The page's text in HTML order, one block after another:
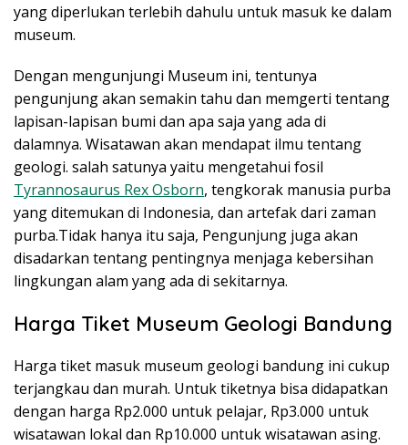
yang diperlukan terlebih dahulu untuk masuk ke dalam
museum.
Dengan mengunjungi Museum ini, tentunya
pengunjung akan semakin tahu dan memgerti tentang
lapisan-lapisan bumi dan apa saja yang ada di
dalamnya. Wisatawan akan mendapat ilmu tentang
geologi. salah satunya yaitu mengetahui fosil
Tyrannosaurus Rex Osborn, tengkorak manusia purba
yang ditemukan di Indonesia, dan artefak dari zaman
purba.Tidak hanya itu saja, Pengunjung juga akan
disadarkan tentang pentingnya menjaga kebersihan
lingkungan alam yang ada di sekitarnya.
Harga Tiket Museum Geologi Bandung
Harga tiket masuk museum geologi bandung ini cukup
terjangkau dan murah. Untuk tiketnya bisa didapatkan
dengan harga Rp2.000 untuk pelajar, Rp3.000 untuk
wisatawan lokal dan Rp10.000 untuk wisatawan asing.